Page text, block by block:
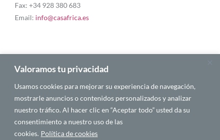
Valoramos tu privacidad
Usamos cookies para mejorar su experiencia de navegación,
mostrarle anuncios o contenidos personalizados y analizar
nuestro tráfico. Al hacer clic en “Aceptar todo” usted da su
consentimiento a nuestro uso de las
cookies. Política de cookies
Fax: +34 928 380 683
Email: info@casafrica.es
Blog
Quiénes somos
Autores
Español